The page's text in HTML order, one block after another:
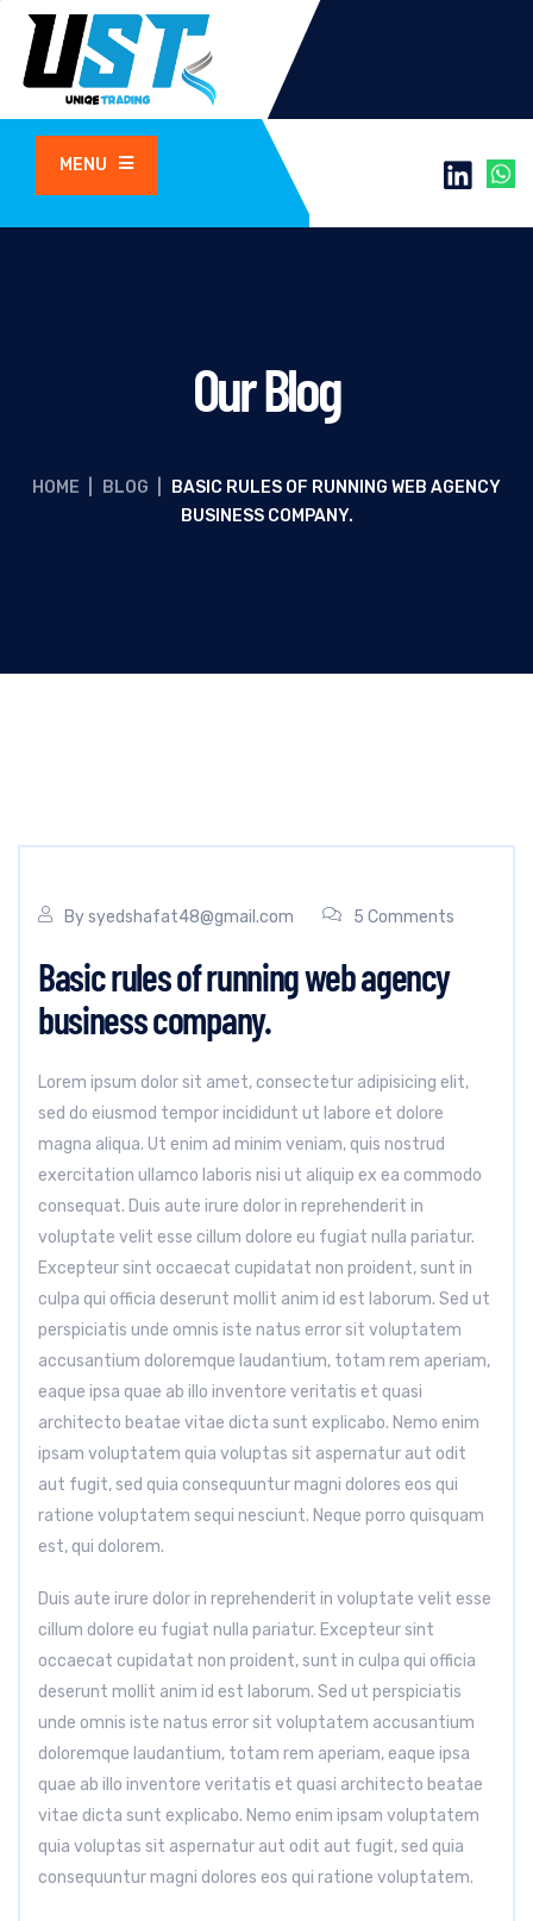
MENU
Our Blog
HOME BLOG
BASIC RULES OF RUNNING WEB AGENCY
BUSINESS COMPANY.
Bysyedshafat48@gmail.com 5 Comments
Basic rules of running web agency
business company.
Lorem ipsum dolor sit amet, consectetur adipisicing elit,
sed do eiusmod tempor incididunt ut labore et dolore
magna aliqua. Ut enim ad minim veniam, quis nostrud
exercitation ullamco laboris nisi ut aliquip ex ea commodo
consequat. Duis aute irure dolor in reprehenderit in
voluptate velit esse cillum dolore eu fugiat nulla pariatur.
Excepteur sint occaecat cupidatat non proident, sunt in
culpa qui officia deserunt mollit anim id est laborum. Sed ut
perspiciatis unde omnis iste natus error sit voluptatem
accusantium doloremque laudantium, totam rem aperiam,
eaque ipsa quae ab illo inventore veritatis et quasi
architecto beatae vitae dicta sunt explicabo. Nemo enim
ipsam voluptatem quia voluptas sit aspernatur aut odit
aut fugit, sed quia consequuntur magni dolores eos qui
ratione voluptatem sequi nesciunt. Neque porro quisquam
est, qui dolorem.
Duis aute irure dolor in reprehenderit in voluptate velit esse
cillum dolore eu fugiat nulla pariatur. Excepteur sint
occaecat cupidatat non proident, sunt in culpa qui officia
deserunt mollit anim id est laborum. Sed ut perspiciatis
unde omnis iste natus error sit voluptatem accusantium
doloremque laudantium, totam rem aperiam, eaque ipsa
quae ab illo inventore veritatis et quasi architecto beatae
vitae dicta sunt explicabo. Nemo enim ipsam voluptatem
quia voluptas sit aspernatur aut odit aut fugit, sed quia
consequuntur magni dolores eos qui ratione voluptatem.